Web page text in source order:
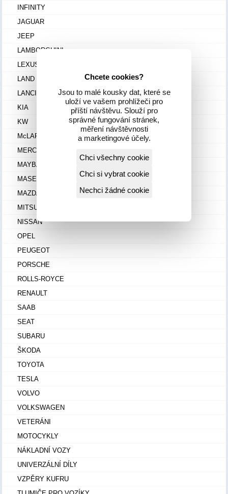
INFINITY
JAGUAR
JEEP
LAMBORGHINI
LEXUS
LAND ROVER
LANCIA
KIA
KW
McLAREN
MERCEDES
MAYBACH
MASERATI
MAZDA
MITSUBISHI
NISSAN
OPEL
PEUGEOT
PORSCHE
ROLLS-ROYCE
RENAULT
SAAB
SEAT
SUBARU
ŠKODA
TOYOTA
TESLA
VOLVO
VOLKSWAGEN
VETERÁNI
MOTOCYKLY
NÁKLADNÍ VOZY
UNIVERZÁLNÍ DÍLY
VZPĚRY KUFRU
Chcete cookies?
Jsou to malé kousky dat, které se
uloží ve vašem prohlížeči pro
příští návštěvu. Slouží pro
správné fungování stránek,
měření návštěvnosti
a marketingové účely.
Chci všechny cookie
Chci si vybrat cookie
Nechci žádné cookie